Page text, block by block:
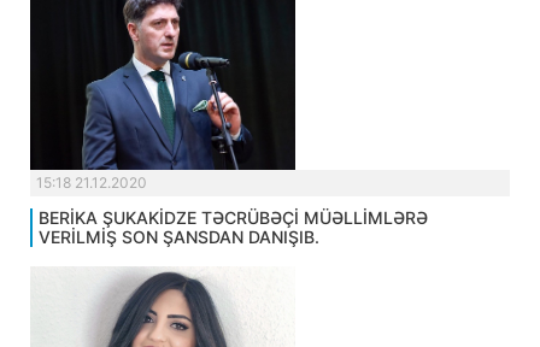
15:18 21.12.2020
BERİKA ŞUKAKİDZE TƏCRÜBƏÇİ MÜƏLLİMLƏRƏ
VERİLMİŞ SON ŞANSDAN DANIŞIB.